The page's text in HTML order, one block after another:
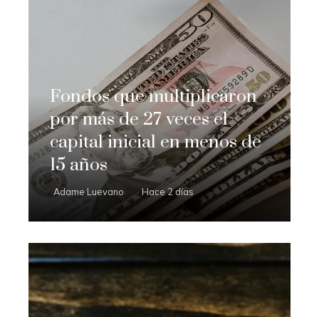
Fondos que multiplicaron
por más de 27 veces el
capital inicial en menos de
15 años
Adame Luevano Hace 2 días